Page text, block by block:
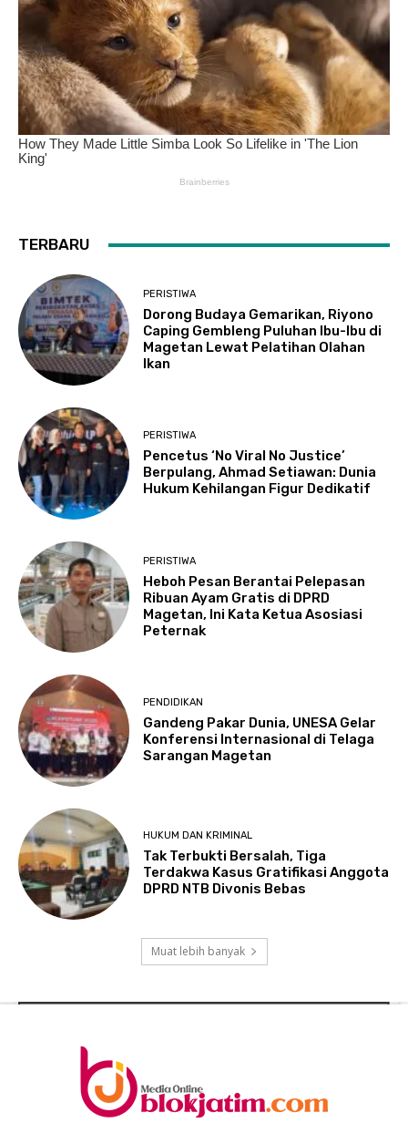
TERBARU
PERISTIWA
Dorong Budaya Gemarikan, Riyono
Caping Gembleng Puluhan Ibu-Ibu di
Magetan Lewat Pelatihan Olahan
Ikan
PERISTIWA
Pencetus ‘No Viral No Justice’
Berpulang, Ahmad Setiawan: Dunia
Hukum Kehilangan Figur Dedikatif
PERISTIWA
Heboh Pesan Berantai Pelepasan
Ribuan Ayam Gratis di DPRD
Magetan, Ini Kata Ketua Asosiasi
Peternak
PENDIDIKAN
Gandeng Pakar Dunia, UNESA Gelar
Konferensi Internasional di Telaga
Sarangan Magetan
HUKUM DAN KRIMINAL
Tak Terbukti Bersalah, Tiga
Terdakwa Kasus Gratifikasi Anggota
DPRD NTB Divonis Bebas
Muat lebih banyak